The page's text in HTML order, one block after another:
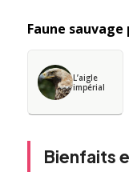
Faune
L’aigle
impérial
Bienfaits